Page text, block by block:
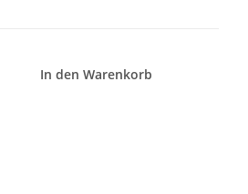
In den Warenkorb